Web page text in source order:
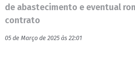
de abastecimento e eventual
contrato
05 de Março de 2025 às 22:01